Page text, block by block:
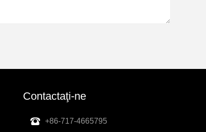
Contactaţi-ne
+86-717-4665795